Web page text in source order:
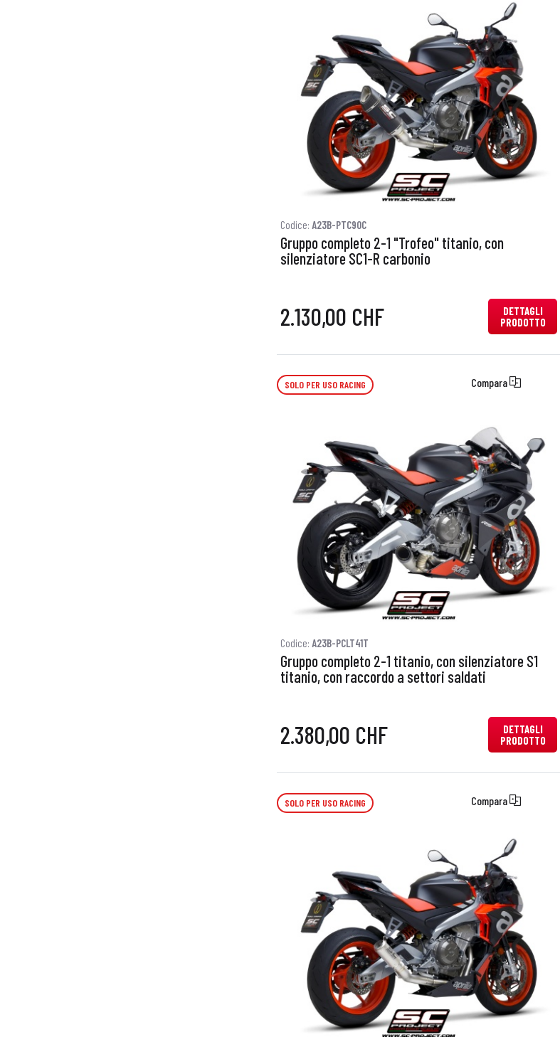
Codice: A23B-PTC90C
Gruppo completo 2-1 "Trofeo" titanio, con
silenziatore SC1-R carbonio
2.130,00 CHF
DETTAGLI
PRODOTTO
SOLO PER USO RACING Compara
Codice: A23B-PCLT41T
Gruppo completo 2-1 titanio, con silenziatore S1
titanio, con raccordo a settori saldati
2.380,00 CHF
DETTAGLI
PRODOTTO
SOLO PER USO RACING Compara